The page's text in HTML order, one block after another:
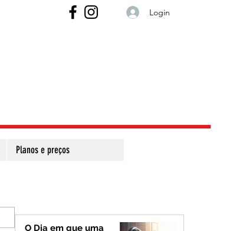
Login
Planos e preços
O Dia em que uma